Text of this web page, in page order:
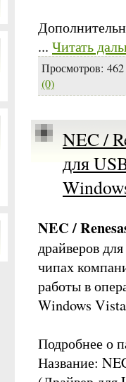
... Читать
Просмотров: 462
(0)
NEC /
для
NEC /
драйверов
чипах
работы в
Windows
Подробнее о
Название: